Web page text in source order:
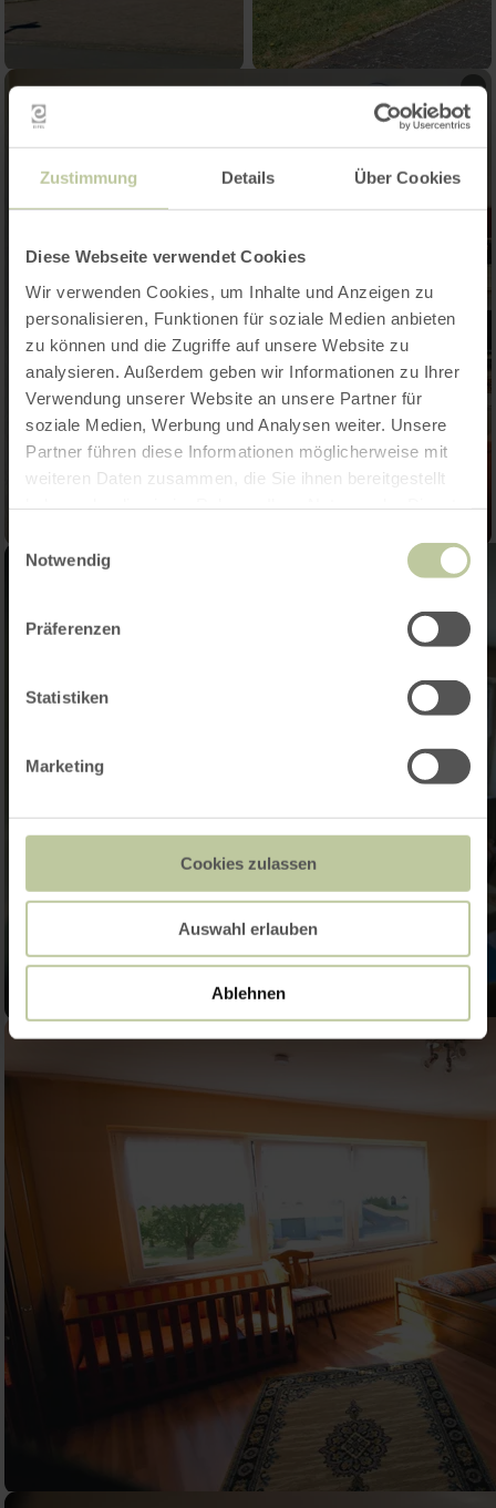
Zustimmung Details Über Cookies
Diese Webseite verwendet Cookies
Wir verwenden Cookies, um Inhalte und Anzeigen zu
personalisieren, Funktionen für soziale Medien anbieten
zu können und die Zugriffe auf unsere Website zu
analysieren. Außerdem geben wir Informationen zu Ihrer
Verwendung unserer Website an unsere Partner für
soziale Medien, Werbung und Analysen weiter. Unsere
Partner führen diese Informationen möglicherweise mit
weiteren Daten zusammen, die Sie ihnen bereitgestellt
Notwendig
Präferenzen
Statistiken
Marketing
Cookies zulassen
Auswahl erlauben
Ablehnen